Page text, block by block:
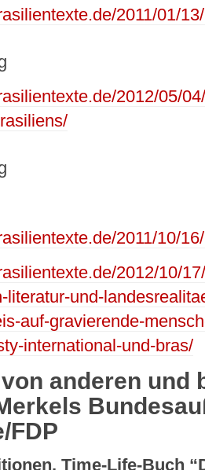
2011/01/
2012/05/
2011/10/
2012/10/
literatur-und-
auf-gravierende-
international-und-bras/
anderen und
FDP
Time-Life-Buch